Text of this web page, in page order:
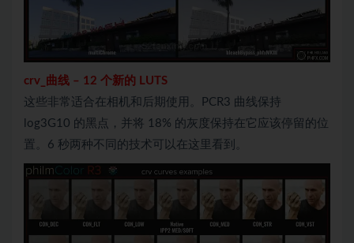
crv_ 曲线 – 12 个新的 LUTS
这些非常适合在相机和后期使用。PCR3 曲线保持
log3G10 的黑点，并将 18% 的灰度保持在它应该停留的位
置。6 秒两种不同的技术可以在这里看到。